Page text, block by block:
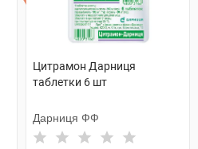
Цитрамон Дарниця
таблетки 6 шт
Дарниця ФФ